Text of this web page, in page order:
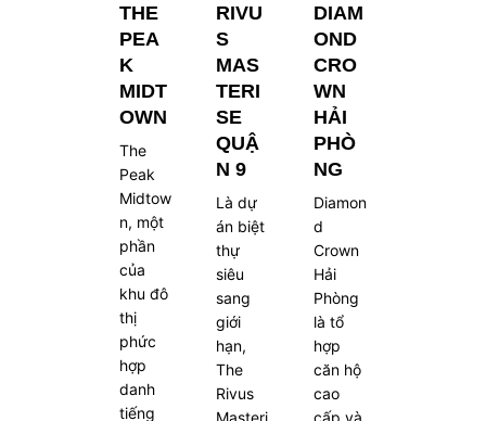
THE
PEA
K
MIDT
OWN
The
Peak
Midtow
n, một
phần
của
khu đô
thị
phức
hợp
danh
tiếng
RIVU
S
MAS
TERI
SE
QUẬ
N 9
Là dự
án biệt
thự
siêu
sang
giới
hạn,
The
Rivus
Masteri
DIAM
OND
CRO
WN
HẢI
PHÒ
NG
Diamon
d
Crown
Hải
Phòng
là tổ
hợp
căn hộ
cao
cấp và